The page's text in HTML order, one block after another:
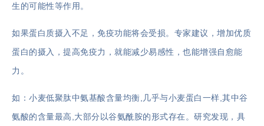
生的可能性等作用。
如果蛋白质摄入不足，免疫功能将会受损。专家建议，增加优质
蛋白的摄入，提高免疫力，就能减少易感性，也能增强自愈能
力。
如：小麦低聚肽中氨基酸含量均衡,几乎与小麦蛋白一样,其中谷
氨酸的含量最高,大部分以谷氨酰胺的形式存在。研究发现，具